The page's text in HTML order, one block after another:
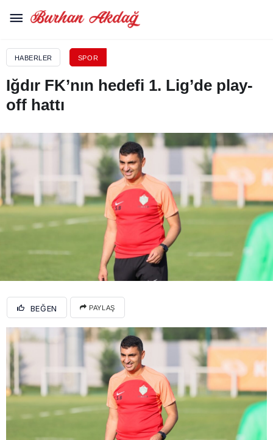
HABERLER SPOR
Iğdır FK’nın hedefi 1. Lig’de play-
off hattı
BEĞEN PAYLAŞ